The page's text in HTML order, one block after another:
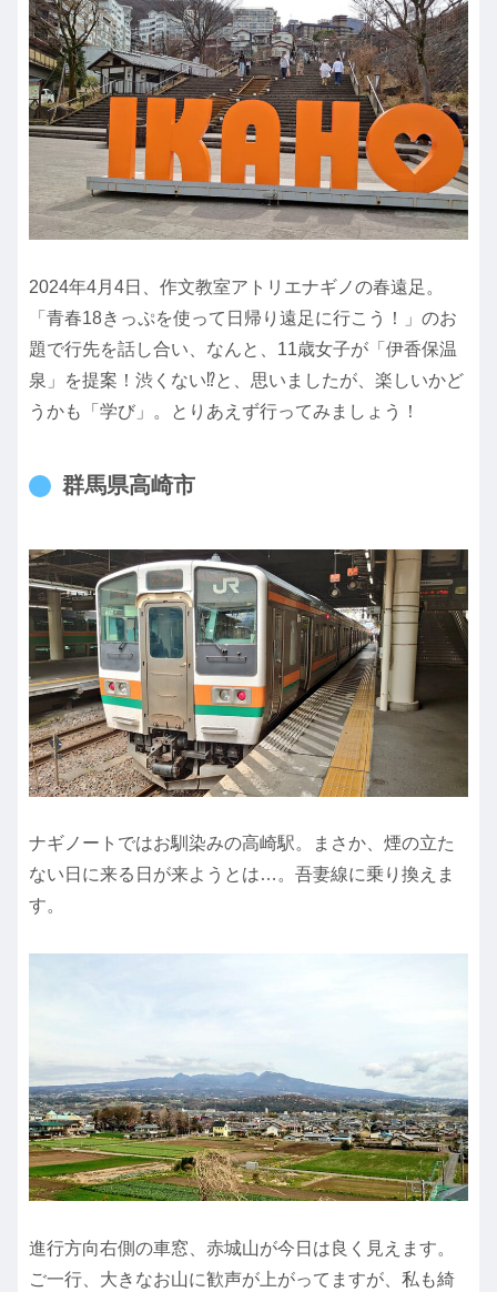
2024年4月4日、作文教室アトリエナギノの春遠足。
「青春18きっぷを使って日帰り遠足に行こう！」のお
題で行先を話し合い、なんと、11歳女子が「伊香保温
泉」を提案！渋くない⁉︎と、思いましたが、楽しいかど
うかも「学び」。とりあえず行ってみましょう！
群馬県高崎市
ナギノートではお馴染みの高崎駅。まさか、煙の立た
ない日に来る日が来ようとは…。吾妻線に乗り換えま
す。
進行方向右側の車窓、赤城山が今日は良く見えます。
ご一行、大きなお山に歓声が上がってますが、私も綺